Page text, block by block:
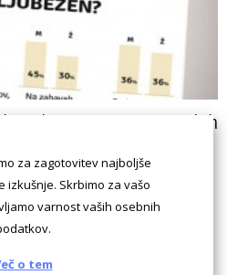
spoznavanja samskih
za zagotovitev najboljše
izkušnje. Skrbimo za vašo
varnost vaših osebnih
o tem